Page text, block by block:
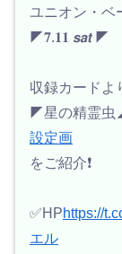
ユニオン・ベ
◤𝟕.𝟏𝟏 𝙨𝙖𝙩 ◤
収録カードよ
◤星の精霊虫
設定画
をご紹介❗️
✅HPhttps://
エル